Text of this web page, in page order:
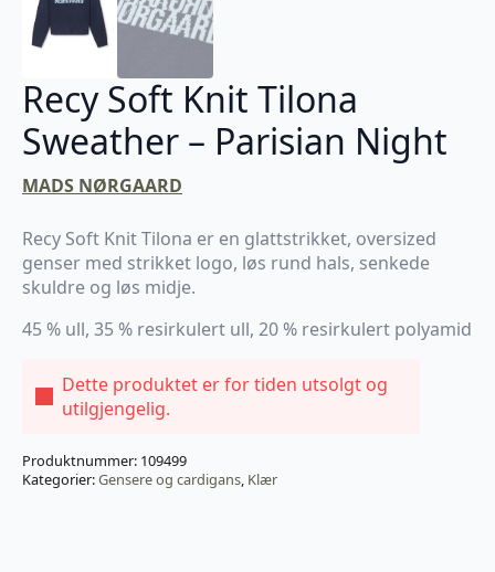
Recy Soft Knit Tilona
Sweather – Parisian Night
MADS NØRGAARD
Recy Soft Knit Tilona er en glattstrikket, oversized
genser med strikket logo, løs rund hals, senkede
skuldre og løs midje.
45 % ull, 35 % resirkulert ull, 20 % resirkulert polyamid
Dette produktet er for tiden utsolgt og
utilgjengelig.
Produktnummer: 109499
Kategorier:Gensere og cardigans, Klær